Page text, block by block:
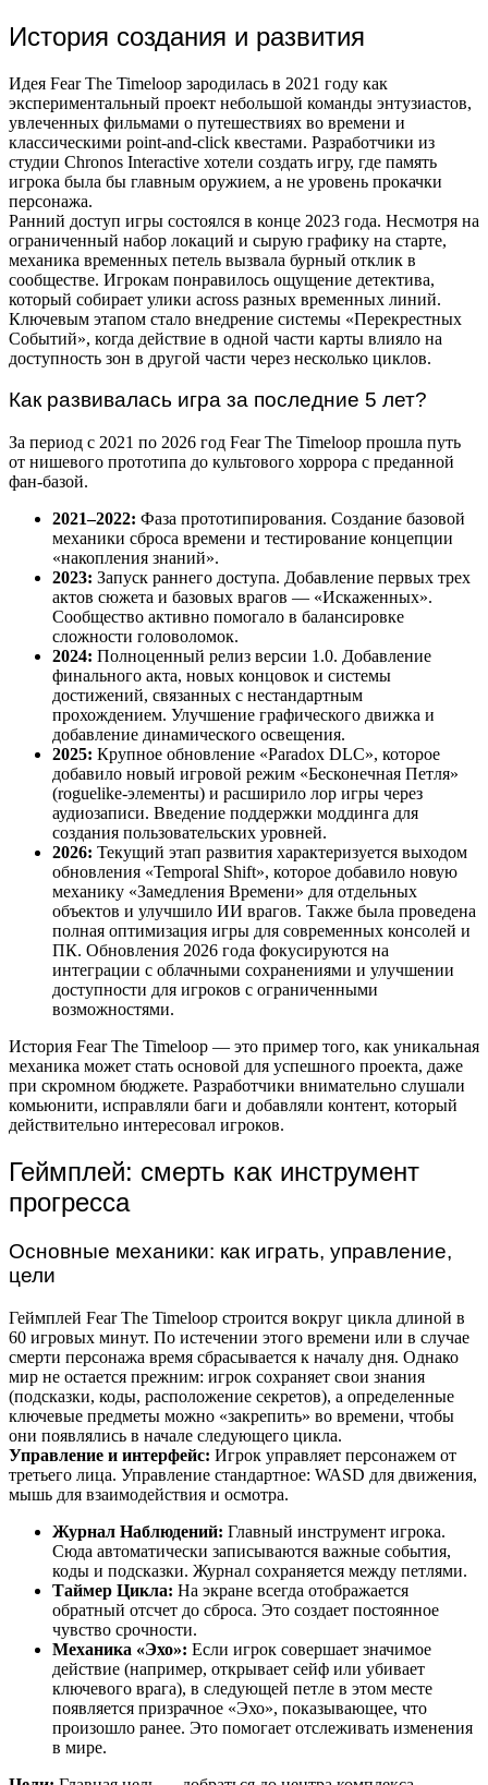
История создания и развития
Идея Fear The Timeloop зародилась в 2021 году как
экспериментальный проект небольшой команды энтузиастов,
увлеченных фильмами о путешествиях во времени и
классическими point-and-click квестами. Разработчики из
студии Chronos Interactive хотели создать игру, где память
игрока была бы главным оружием, а не уровень прокачки
персонажа.
Ранний доступ игры состоялся в конце 2023 года. Несмотря на
ограниченный набор локаций и сырую графику на старте,
механика временных петель вызвала бурный отклик в
сообществе. Игрокам понравилось ощущение детектива,
который собирает улики across разных временных линий.
Ключевым этапом стало внедрение системы «Перекрестных
Событий», когда действие в одной части карты влияло на
доступность зон в другой части через несколько циклов.
Как развивалась игра за последние 5 лет?
За период с 2021 по 2026 год Fear The Timeloop прошла путь
от нишевого прототипа до культового хоррора с преданной
фан-базой.
2021–2022: Фаза прототипирования. Создание базовой
механики сброса времени и тестирование концепции
«накопления знаний».
2023: Запуск раннего доступа. Добавление первых трех
актов сюжета и базовых врагов — «Искаженных».
Сообщество активно помогало в балансировке
сложности головоломок.
2024: Полноценный релиз версии 1.0. Добавление
финального акта, новых концовок и системы
достижений, связанных с нестандартным
прохождением. Улучшение графического движка и
добавление динамического освещения.
2025: Крупное обновление «Paradox DLC», которое
добавило новый игровой режим «Бесконечная Петля»
(roguelike-элементы) и расширило лор игры через
аудиозаписи. Введение поддержки моддинга для
создания пользовательских уровней.
2026: Текущий этап развития характеризуется выходом
обновления «Temporal Shift», которое добавило новую
механику «Замедления Времени» для отдельных
объектов и улучшило ИИ врагов. Также была проведена
полная оптимизация игры для современных консолей и
ПК. Обновления 2026 года фокусируются на
интеграции с облачными сохранениями и улучшении
доступности для игроков с ограниченными
возможностями.
История Fear The Timeloop — это пример того, как уникальная
механика может стать основой для успешного проекта, даже
при скромном бюджете. Разработчики внимательно слушали
комьюнити, исправляли баги и добавляли контент, который
действительно интересовал игроков.
Геймплей: смерть как инструмент
прогресса
Основные механики: как играть, управление,
цели
Геймплей Fear The Timeloop строится вокруг цикла длиной в
60 игровых минут. По истечении этого времени или в случае
смерти персонажа время сбрасывается к началу дня. Однако
мир не остается прежним: игрок сохраняет свои знания
(подсказки, коды, расположение секретов), а определенные
ключевые предметы можно «закрепить» во времени, чтобы
они появлялись в начале следующего цикла.
Управление и интерфейс: Игрок управляет персонажем от
третьего лица. Управление стандартное: WASD для движения,
мышь для взаимодействия и осмотра.
Журнал Наблюдений: Главный инструмент игрока.
Сюда автоматически записываются важные события,
коды и подсказки. Журнал сохраняется между петлями.
Таймер Цикла: На экране всегда отображается
обратный отсчет до сброса. Это создает постоянное
чувство срочности.
Механика «Эхо»: Если игрок совершает значимое
действие (например, открывает сейф или убивает
ключевого врага), в следующей петле в этом месте
появляется призрачное «Эхо», показывающее, что
произошло ранее. Это помогает отслеживать изменения
в мире.